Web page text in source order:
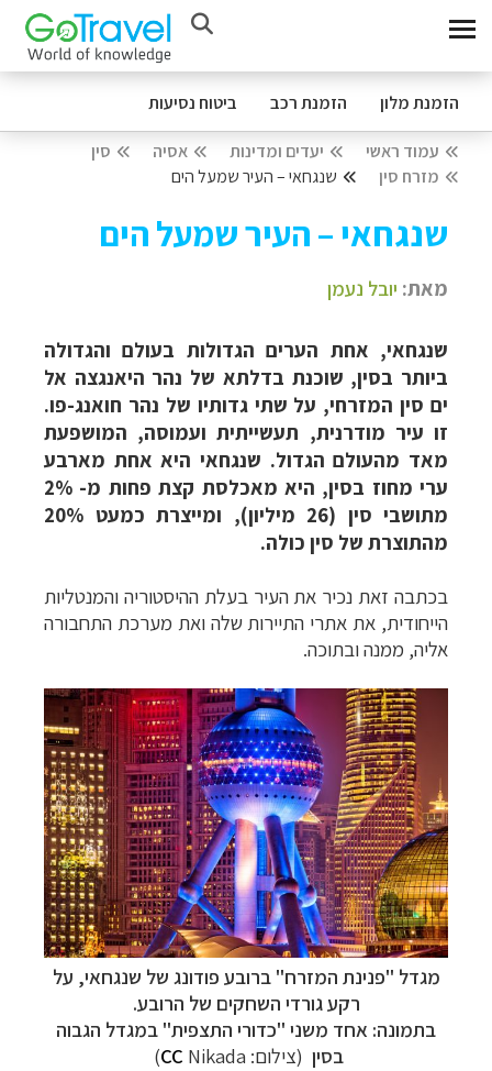
הזמנת מלון הזמנת רכב ביטוח נסיעות
עמוד ראשי יעדים ומדינות אסיה
סין
מזרח סין
שנגחאי – העיר שמעל הים
שנגחאי – העיר שמעל הים
מאת: יובל נעמן
שנגחאי, אחת הערים הגדולות בעולם והגדולה
ביותר בסין, שוכנת בדלתא של נהר היאנגצה אל
ים סין המזרחי, על שתי גדותיו של נהר חואנג-פו.
זו עיר מודרנית, תעשייתית ועמוסה, המושפעת
מאד מהעולם הגדול. שנגחאי היא אחת מארבע
ערי מחוז בסין, היא מאכלסת קצת פחות מ- 2%
מתושבי סין (26 מיליון), ומייצרת כמעט 20%
מהתוצרת של סין כולה.
בכתבה זאת נכיר את העיר בעלת ההיסטוריה והמנטליות
הייחודית, את אתרי התיירות שלה ואת מערכת התחבורה
אליה, ממנה ובתוכה.
מגדל "פנינת המזרח" ברובע פודונג של שנגחאי, על
רקע גורדי השחקים של הרובע.
בתמונה: אחד משני "כדורי התצפית" במגדל הגבוה
בסין (צילום: CC Nikada
)